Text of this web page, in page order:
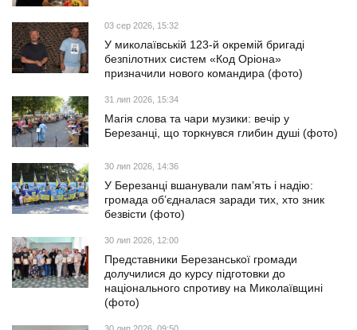
03 сер 2026, 15:32
У миколаївській 123-й окремій бригаді
безпілотних систем «Код Оріона»
призначили нового командира (фото)
31 лип 2026, 15:34
Магія слова та чари музики: вечір у
Березанці, що торкнувся глибин душі (фото)
30 лип 2026, 14:36
У Березанці вшанували пам’ять і надію:
громада об’єдналася заради тих, хто зник
безвісти (фото)
30 лип 2026, 12:00
Представники Березанської громади
долучилися до курсу підготовки до
національного спротиву на Миколаївщині
(фото)